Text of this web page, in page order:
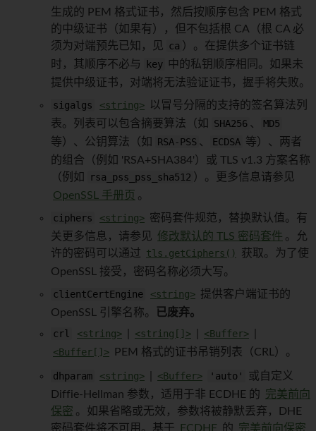
生成的 PEM 格式证书，然后按顺序包含 PEM 格式
的中级证书（如果有），但不包括根 CA（根 CA 必
须为对端预先已知，见 ca ）。在提供多个证书链
时，其顺序不必与
key 中的私钥顺序相同。如果未
提供中级证书，对端将无法验证证书，握手将失败。
sigalgs
<string>
以冒号分隔的支持的签名算法列
表。列表可以包含摘要算法（如
SHA256 、
MD5
等）、公钥算法（如
RSA-PSS 、 ECDSA 等）、两者
的组合（例如 'RSA+SHA384'）或 TLS v1.3 方案名称
（例如
rsa_pss_pss_sha512 ）。更多信息请参见
OpenSSL 手册页 。
ciphers
<string> 密码套件规范，替换默认值。有
关更多信息，请参见 修改默认的 TLS 密码套件 。允
许的密码可以通过 tls.getCiphers()
获取。为了使
OpenSSL 接受，密码名称必须大写。
clientCertEngine
<string> 提供客户端证书的
OpenSSL 引擎名称。
已废弃。
crl
<string> <string[]> <Buffer>
<Buffer[]>
PEM 格式的证书吊销列表（CRL）。
dhparam <string> <Buffer> 'auto'
或自定义
Diffie-Hellman 参数，适用于非 ECDHE 的
完美前向
保密 。如果省略或无效，参数将被静默丢弃，DHE
密码套件将不可用。基于
ECDHE 的 完美前向保密